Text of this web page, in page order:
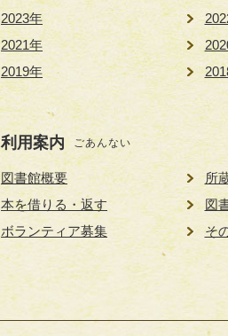
2023年
2021年
2019年
利用案内 ごあんない
図書館概要
所
本を借りる・返す
図
ボランティア募集
そ